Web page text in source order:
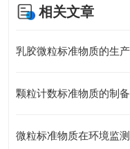
相关文章
乳胶微粒标准物质的生
颗粒计数标准物质的制
微粒标准物质在环境监